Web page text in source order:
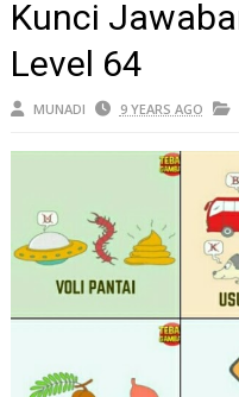
Kunci
Level 64
MUNADI 9 YEARS AGO